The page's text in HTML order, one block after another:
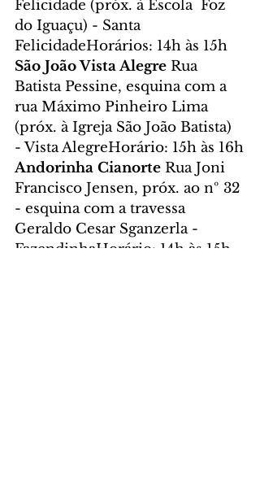
Felicidade (próx. à Escola  Foz
do Iguaçu) - Santa
FelicidadeHorários: 14h às 15h
São João Vista Alegre Rua
Batista Pessine, esquina com a
rua Máximo Pinheiro Lima
(próx. à Igreja São João Batista)
- Vista AlegreHorário: 15h às 16h
Andorinha Cianorte Rua Joni
Francisco Jensen, próx. ao nº 32
- esquina com a travessa
Geraldo Cesar Sganzerla -
FazendinhaHorário: 14h às 15h